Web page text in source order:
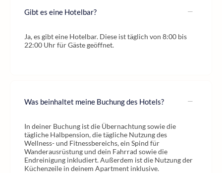
Gibt es eine Hotelbar?
Ja, es gibt eine Hotelbar. Diese ist täglich von 8:00 bis
22:00 Uhr für Gäste geöffnet.
Was beinhaltet meine Buchung des Hotels?
In deiner Buchung ist die Übernachtung sowie die
tägliche Halbpension, die tägliche Nutzung des
Wellness- und Fitnessbereichs, ein Spind für
Wanderausrüstung und dein Fahrrad sowie die
Endreinigung inkludiert. Außerdem ist die Nutzung der
Küchenzeile in deinem Apartment inklusive.